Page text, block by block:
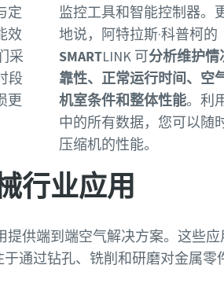
定
效
采
段
更
监控工具和智能控制器。
地说，阿特拉斯·科普柯的
SMARTLINK 可分析维护情
靠性、正常运行时间、空
机室条件和整体性能。利
中的所有数据，您可以随
压缩机的性能。
行业应用
供端到端空气解决方案。这些应
通过钻孔、铣削和研磨对金属零